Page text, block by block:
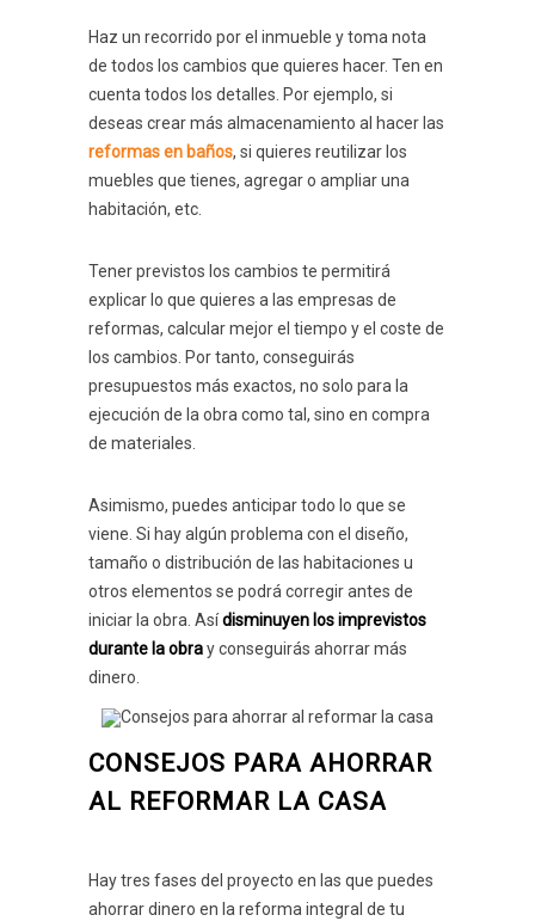
Haz un recorrido por el inmueble y toma nota
de todos los cambios que quieres hacer. Ten en
cuenta todos los detalles. Por ejemplo, si
deseas crear más almacenamiento al hacer las
reformas en baños, si quieres reutilizar los
muebles que tienes, agregar o ampliar una
habitación, etc.
Tener previstos los cambios te permitirá
explicar lo que quieres a las empresas de
reformas, calcular mejor el tiempo y el coste de
los cambios. Por tanto, conseguirás
presupuestos más exactos, no solo para la
ejecución de la obra como tal, sino en compra
de materiales.
Asimismo, puedes anticipar todo lo que se
viene. Si hay algún problema con el diseño,
tamaño o distribución de las habitaciones u
otros elementos se podrá corregir antes de
iniciar la obra. Asídisminuyen los imprevistos
durante la obray conseguirás ahorrar más
dinero.
CONSEJOS PARA AHORRAR
AL REFORMAR LA CASA
Hay tres fases del proyecto en las que puedes
ahorrar dinero en la reforma integral de tu